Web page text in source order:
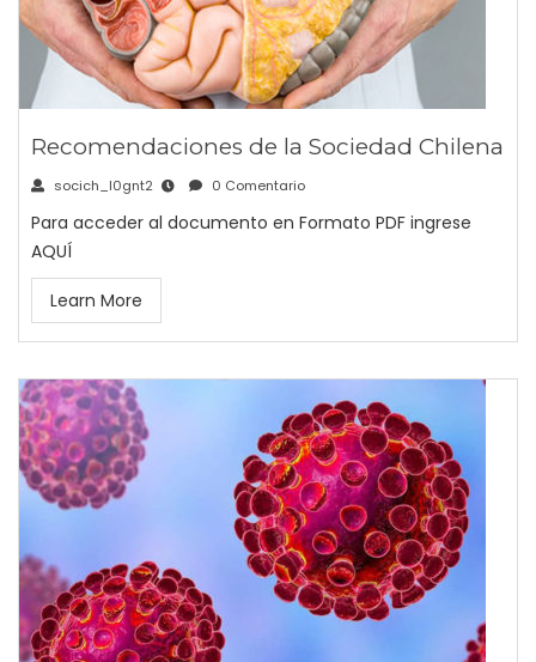
Recomendaciones de la Sociedad Chilena
socich_l0gnt2 0 Comentario
Para acceder al documento en Formato PDF ingrese
AQUÍ
Learn More